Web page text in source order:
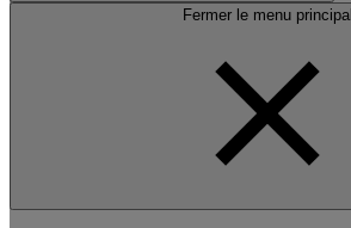
Fermer le menu principal